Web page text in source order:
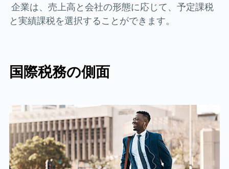
企業は、売上高と会社の形態に応じて、予定課税
と実績課税を選択することができます。
国際税務の側面